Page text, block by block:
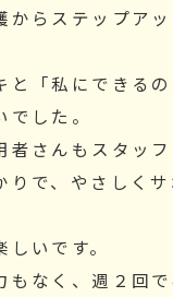
からステップア
と「私にできる
した。
者さんもスタッ
りで、やさしくサ
いです。
もなく、週２回